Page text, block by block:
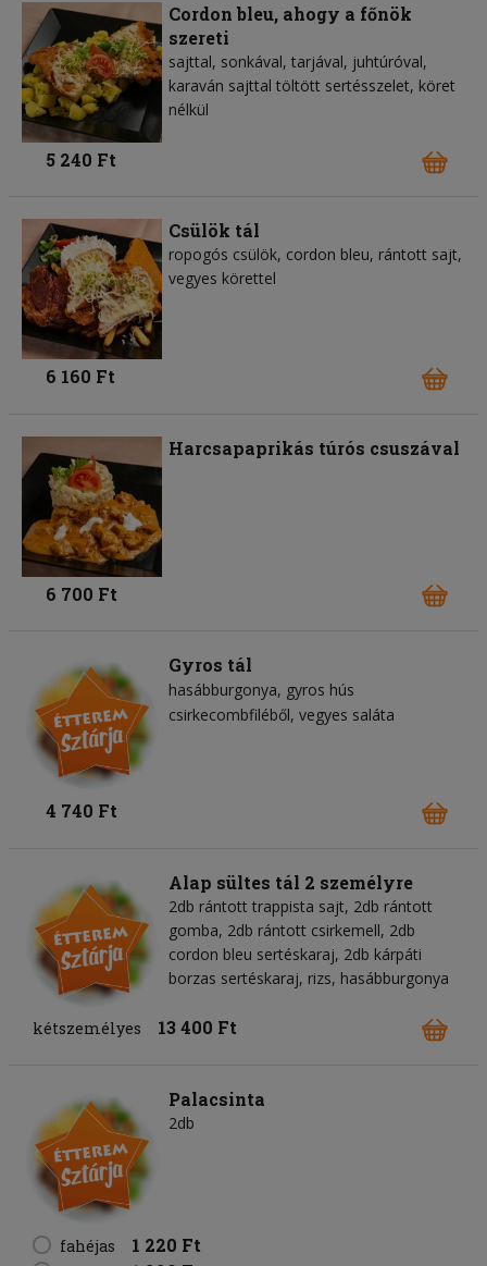
Cordon bleu, ahogy a főnök
szereti
sajttal, sonkával, tarjával, juhtúróval,
karaván sajttal töltött sertésszelet, köret
nélkül
5 240 Ft
Csülök tál
ropogós csülök, cordon bleu, rántott sajt,
vegyes körettel
6 160 Ft
Harcsapaprikás túrós csuszával
6 700 Ft
Gyros tál
hasábburgonya gyros hús
csirkecombfiléből vegyes saláta
4 740 Ft
Alap sültes tál 2 személyre
2db rántott trappista sajt, 2db rántott
gomba, 2db rántott csirkemell, 2db
cordon bleu sertéskaraj, 2db kárpáti
borzas sertéskaraj, rizs, hasábburgonya
kétszemélyes 13 400 Ft
Palacsinta
2db
fahéjas 1 220 Ft